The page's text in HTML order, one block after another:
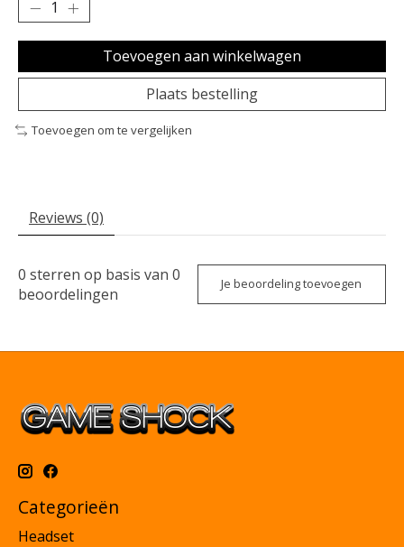
Toevoegen aan winkelwagen
Plaats bestelling
Toevoegen om te vergelijken
Reviews (0)
0 sterren op basis van 0
beoordelingen
Je beoordeling toevoegen
Categorieën
Headset